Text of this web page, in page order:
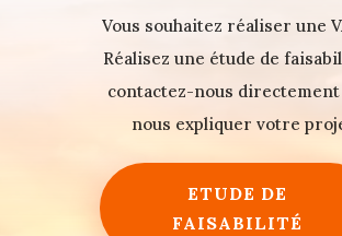
Vous souhaitez réaliser une
Réalisez une étude de
contactez-nous
nous expliquer votre
ETUDE DE
FAISABILITÉ